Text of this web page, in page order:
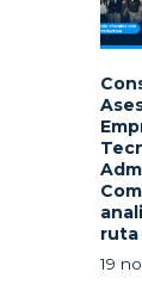
ruta
19